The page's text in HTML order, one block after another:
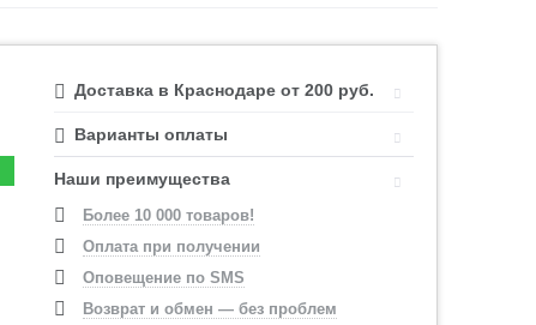
Доставка в Краснодаре от 200 руб.
Варианты оплаты
Наши преимущества
Более 10 000 товаров!
Оплата при получении
Оповещение по SMS
Возврат и обмен — без проблем